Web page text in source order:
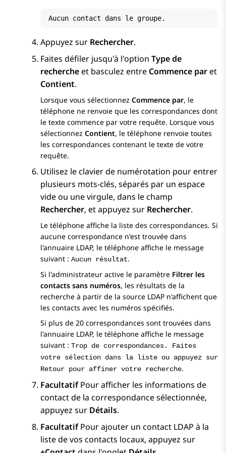
Aucun contact dans le groupe.
Appuyez sur Rechercher.
Faites défiler jusqu'à l'option Type de
rechercheet basculez entre Commence paret
Contient.
Lorsque vous sélectionnez Commence par, le
téléphone ne renvoie que les correspondances dont
le texte commence par votre requête. Lorsque vous
sélectionnez Contient, le téléphone renvoie toutes
les correspondances contenant le texte de votre
requête.
Utilisez le clavier de numérotation pour entrer
plusieurs mots-clés, séparés par un espace
vide ou une virgule, dans le champ
Rechercher, et appuyez sur Rechercher.
Le téléphone affiche la liste des correspondances. Si
aucune correspondance n'est trouvée dans
l'annuaire LDAP, le téléphone affiche le message
suivant : Aucun résultat.
Si l'administrateur active le paramètre Filtrer les
contacts sans numéros, les résultats de la
recherche à partir de la source LDAP n'affichent que
les contacts avec les numéros spécifiés.
Si plus de 20 correspondances sont trouvées dans
l'annuaire LDAP, le téléphone affiche le message
suivant : Trop de correspondances. Faites
votre sélection dans la liste ou appuyez sur
Retour pour affiner votre recherche.
FacultatifPour afficher les informations de
contact de la correspondance sélectionnée,
appuyez sur Détails.
FacultatifPour ajouter un contact LDAP à la
liste de vos contacts locaux, appuyez sur